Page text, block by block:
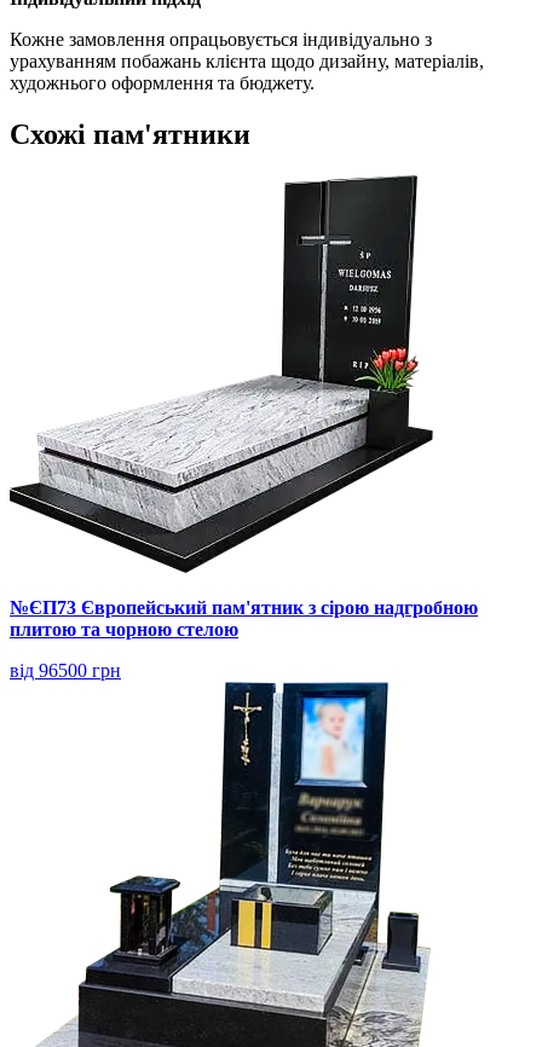
Кожне замовлення опрацьовується індивідуально з
урахуванням побажань клієнта щодо дизайну, матеріалів,
художнього оформлення та бюджету.
Схожі пам'ятники
№ЄП73 Європейський пам'ятник з сірою надгробною
плитою та чорною стелою
від 96500 грн